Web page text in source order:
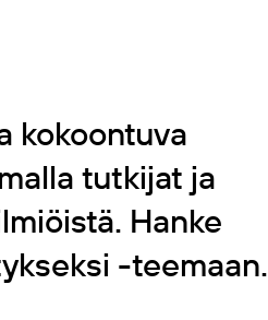
kokoontuva
tutkijat ja
Hanke
-teemaan.